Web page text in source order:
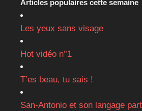
Articles populaires cette semaine
Les yeux sans visage
Hot vidéo n°1
T’es beau, tu sais !
San-Antonio et son langage